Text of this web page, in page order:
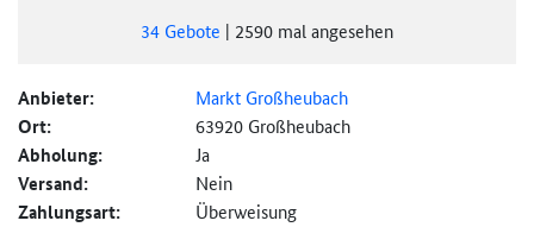
34 Gebote | 2590 mal angesehen
Anbieter: Markt Großheubach
Ort: 63920 Großheubach
Abholung: Ja
Versand: Nein
Zahlungsart: Überweisung